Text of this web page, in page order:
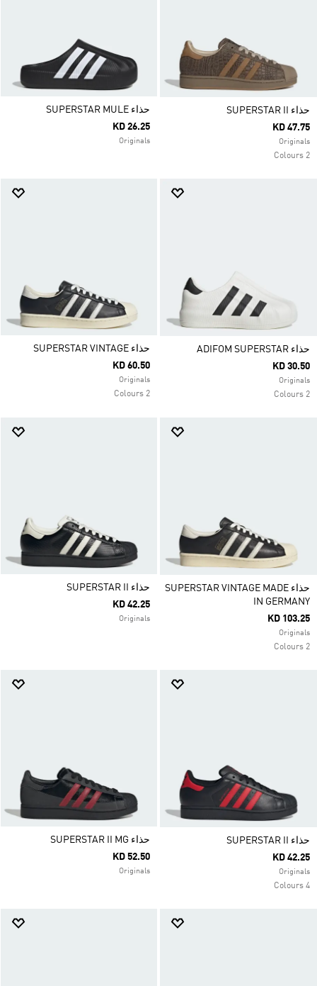
حذاء SUPERSTAR II
KD 47.75
Originals
2 Colours
حذاء SUPERSTAR MULE
KD 26.25
Originals
حذاء ADIFOM SUPERSTAR
KD 30.50
Originals
2 Colours
حذاء SUPERSTAR VINTAGE
KD 60.50
Originals
2 Colours
حذاء SUPERSTAR VINTAGE MADE
IN GERMANY
KD 103.25
Originals
2 Colours
حذاء SUPERSTAR II
KD 42.25
Originals
حذاء SUPERSTAR II
KD 42.25
Originals
4 Colours
حذاء SUPERSTAR II MG
KD 52.50
Originals